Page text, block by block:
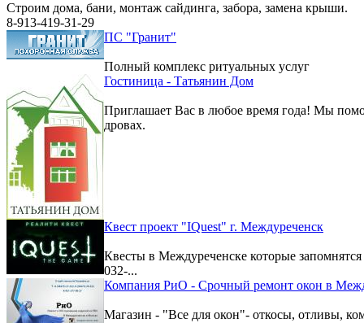
Строим дома, бани, монтаж сайдинга, забора, замена крыши.
8-913-419-31-29
ПС "Гранит"
Полный комплекс ритуальных услуг
Гостиница - Татьянин Дом
Приглашает Вас в любое время года! Мы
дровах.
Квест проект "IQuest" г. Междуреченск
Квесты в Междуреченске которые
032-...
Компания РиО - Срочный ремонт окон в
Магазин - "Все для окон"- откосы, отливы,